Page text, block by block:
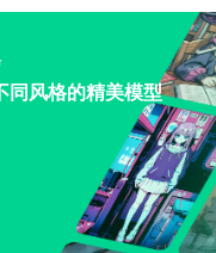
同风格的精美模型